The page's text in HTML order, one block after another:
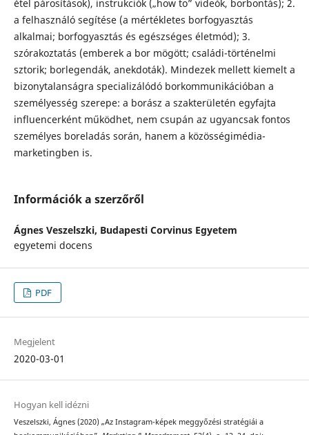
étel párosítások), instrukciók („how to” videók, borbontás); 2.
a felhasználó segítése (a mértékletes borfogyasztás
alkalmai; borfogyasztás és egészséges életmód); 3.
szórakoztatás (emberek a bor mögött; családi-történelmi
sztorik; borlegendák, anekdoták). Mindezek mellett kiemelt a
bizonytalanságra specializálódó borkommunikációban a
személyesség szerepe: a borász a szakterületén egyfajta
influencerként működhet, nem csupán az ugyancsak fontos
személyes boreladás során, hanem a közösségimédia-
marketingben is.
Információk a szerzőről
Ágnes Veszelszki, Budapesti Corvinus Egyetem
egyetemi docens
PDF
Megjelent
2020-03-01
Hogyan kell idézni
Veszelszki, Ágnes (2020) „Az Instagram-képek meggyőzési stratégiái a